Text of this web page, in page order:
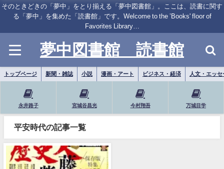
そのときどきの「夢中」をとり揃える「夢中図書館」。ここは、読書に関す
る「夢中」を集めた「読書館」です。Welcome to the ’Books' floor of
Favorites Library…
夢中図書館 読書館
トップページ 新聞・雑誌 小説 漫画・アート ビジネス・経済 人文・エッセ
永井路子 宮城谷昌光 今村翔吾 万城目学
平安時代の記事一覧